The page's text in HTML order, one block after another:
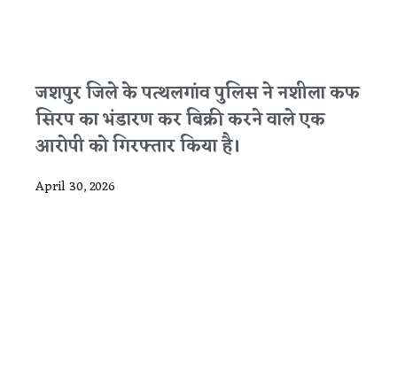
जशपुर जिले के पत्थलगांव पुलिस ने नशीला कफ
सिरप का भंडारण कर बिक्री करने वाले एक
आरोपी को गिरफ्तार किया है।
April 30, 2026